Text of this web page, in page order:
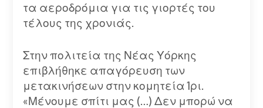
τα αεροδρόμια για τις γιορτές του
τέλους της χρονιάς.
Στην πολιτεία της Νέας Υόρκης
επιβλήθηκε απαγόρευση των
μετακινήσεων στην κομητεία Ίρι.
«Μένουμε σπίτι μας (…) Δεν μπορώ να